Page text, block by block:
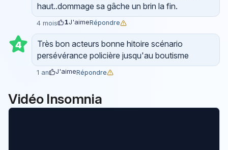
haut..dommage sa gâche un brin la fin.
4 mois 1J'aimeRépondre
4
Très bon acteurs bonne hitoire scénario
persévérance policière jusqu'au boutisme
1 an J'aimeRépondre
Vidéo Insomnia